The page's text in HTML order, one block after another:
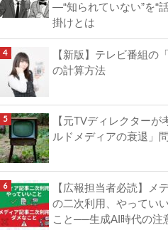
―“知られていない”を“
掛けとは
【新版】テレビ番組の
の計算方法
【元TVディレクターが
ルドメディアの衰退」
【広報担当者必読】メ
の二次利用、やってい
こと──生成AI時代の注